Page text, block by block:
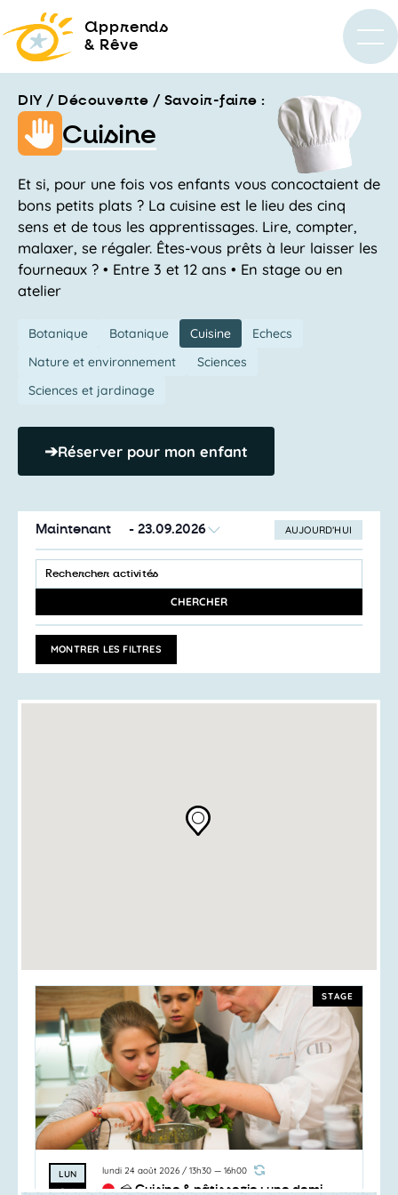
apprends
& Rêve
DIY / Découverte / Savoir-faire :
Cuisine
Et si, pour une fois vos enfants vous concoctaient de
bons petits plats ? La cuisine est le lieu des cinq
sens et de tous les apprentissages. Lire, compter,
malaxer, se régaler. Êtes-vous prêts à leur laisser les
fourneaux ? • Entre 3 et 12 ans • En stage ou en
atelier
Botanique Botanique Cuisine
Echecs
Nature et environnement
Sciences
Sciences et jardinage
➔Réserver pour mon enfant
AUJOURD’HUI
Maintenant - 23.09.2026
LA
DATE
Recherche
et
de
vues
Activités
SAISIR
MOT-
ACTIVITÉS
MOT-
CLÉ.
CHERCHER
MONTRER LES FILTRES
STAGE
LUN lundi 24 août 2026 / 13h30 — 16h00
🍰 Cuisine & pâtisserie : une demi-